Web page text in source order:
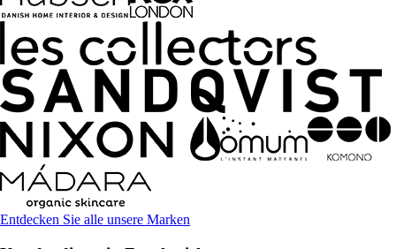
Entdecken Sie alle unsere Marken